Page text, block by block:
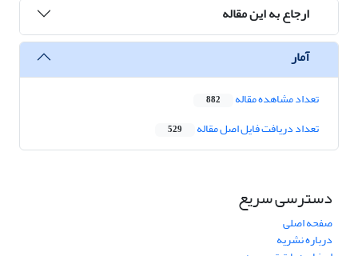
ارجاع به این مقاله
آمار
تعداد مشاهده مقاله 882
تعداد دریافت فایل اصل مقاله 529
دسترسی سریع
صفحه اصلی
درباره نشریه